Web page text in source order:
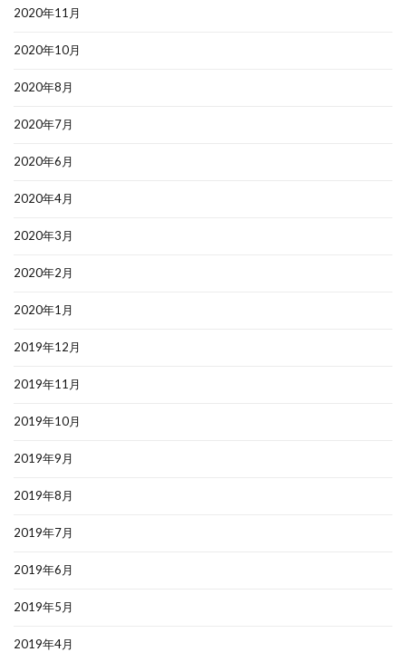
2020年11月
2020年10月
2020年8月
2020年7月
2020年6月
2020年4月
2020年3月
2020年2月
2020年1月
2019年12月
2019年11月
2019年10月
2019年9月
2019年8月
2019年7月
2019年6月
2019年5月
2019年4月